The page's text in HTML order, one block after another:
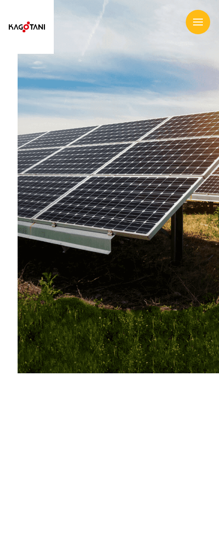
企業情報
事業内容
商品情報
お知らせ
店舗情報
採用情報
お問い合わせ
プライバシーポリシー